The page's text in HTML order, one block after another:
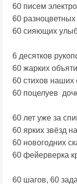
60 писем
60 разноцветных
60 сияющих
6 десятков
60 жарких
60 стихов наших
60 поцелуев
60 лет уже за
60 ярких звёзд
60 новогодних
60 фейерверка
60 шагов, 60